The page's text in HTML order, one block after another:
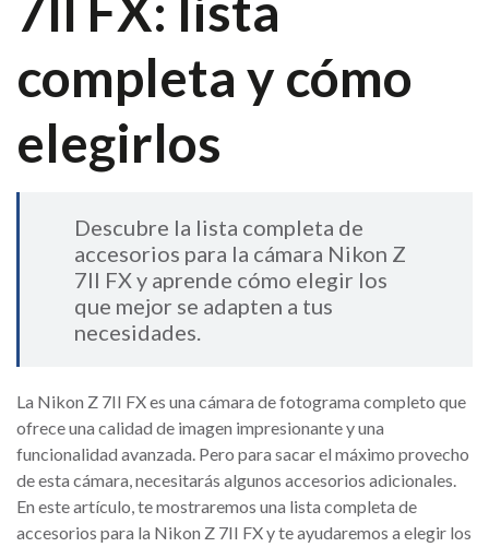
completa y cómo
elegirlos
Descubre la lista completa de
accesorios para la cámara Nikon Z
7II FX y aprende cómo elegir los
que mejor se adapten a tus
necesidades.
La Nikon Z 7II FX es una cámara de fotograma completo que
ofrece una calidad de imagen impresionante y una
funcionalidad avanzada. Pero para sacar el máximo provecho
de esta cámara, necesitarás algunos accesorios adicionales.
En este artículo, te mostraremos una lista completa de
accesorios para la Nikon Z 7II FX y te ayudaremos a elegir los